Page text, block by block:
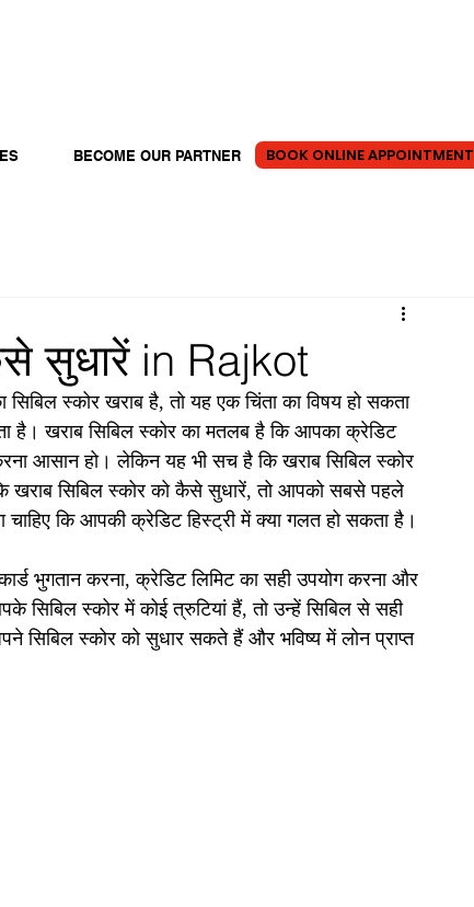
BECOME OUR PARTNER BOOK ONLINE APPOINTMENT
सुधारें in Rajkot
स्कोर खराब है, तो यह एक चिंता का विषय हो सकता
है। खराब सिबिल स्कोर का मतलब है कि आपका क्रेडिट
आसान हो। लेकिन यह भी सच है कि खराब सिबिल स्कोर
सिबिल स्कोर को कैसे सुधारें, तो आपको सबसे पहले
कि आपकी क्रेडिट हिस्ट्री में क्या गलत हो सकता है।
भुगतान करना, क्रेडिट लिमिट का सही उपयोग करना और
सिबिल स्कोर में कोई त्रुटियां हैं, तो उन्हें सिबिल से सही
सिबिल स्कोर को सुधार सकते हैं और भविष्य में लोन प्राप्त